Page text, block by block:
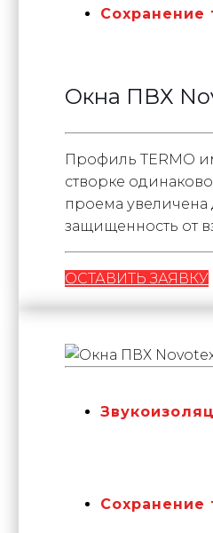
Сохранение
Окна ПВХ
Профиль TERMO
створке
проема увеличена
защищенность от
ОСТАВИТЬ ЗАЯВКУ
Сохранение